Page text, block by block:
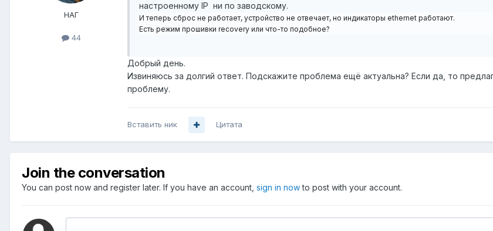
НАГ
44
настроенному IP ни по заводскому.
И теперь сброс не работает, устройство не отвечает, но индикаторы ethernet работают.
Есть режим прошивки recovery или что-то подобное?
Добрый день.
Извиняюсь за долгий ответ. Подскажите проблема ещё актуальна? Если да, то
проблему.
Вставить ник Цитата
Join the conversation
You can post now and register later. If you have an account, sign in nowto post with your account.